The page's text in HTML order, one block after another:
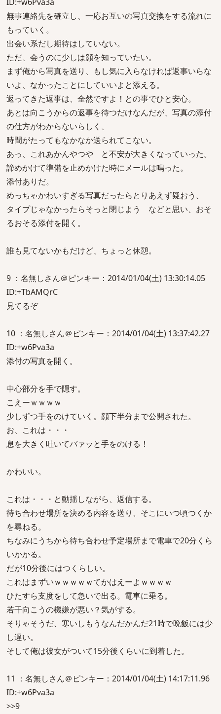
無事連絡先を確立し、一応お互いの写真交換をする流れに
もっていく。
出会い系だし期待はしていない。
ただ、会うのに少しは顔を知っていたい。
まず俺から写真を送り、もし気に入らなければ返事いらな
いよ、なかったことにしていいよと添える。
返ってきた返事は、全然ですよ！との事でひと安心。
あとは向こうからの返事を待つだけなんだが、写真の添付
の仕方がわからないらしく、
時間がたってもなかなか送られてこない。
あっ、これあかんやつや と不安が大きくなっていった。
諦めかけて準備を止めかけた時にメールは鳴った。
添付ありだ。
めっちゃかわいすぎる写真だったらとりあえず疑おう、
タイプじゃなかったらそっと閉じよう などと思い、おそ
るおそる添付を開く。
誰も見てないかもだけど、ちょっと休憩。
9 ：名無しさん＠ピンキー：2014/01/04(土) 13:30:14.05
ID:+TbAMQrC
見てるぞ
10 ：名無しさん＠ピンキー：2014/01/04(土) 13:37:42.27
ID:+w6Pva3a
添付の写真を開く。
中心部分を手で隠す。
こえーｗｗｗｗ
少しずつ手をのけていく。顔下半分まで公開された。
お、これは・・・
息を大きく吐いてバァッと手をのける！
かわいい。
これは・・・と動揺しながら、返信する。
待ち合わせ場所を決める内容を送り、そこにいつ頃つくか
を尋ねる。
ちなみにうちから待ち合わせ予定場所まで電車で20分くら
いかかる。
だが10分後にはつくらしい。
これはまずいｗｗｗｗｗてかはえーよｗｗｗｗ
ひたすら支度をして急いで出る。電車に乗る。
若干向こうの機嫌が悪い？気がする。
そりゃそうだ、寒いしもうなんだかんだ21時で晩飯には少
し遅い。
そして俺は彼女がついて15分後くらいに到着した。
11 ：名無しさん＠ピンキー：2014/01/04(土) 14:17:11.96
ID:+w6Pva3a
>>9